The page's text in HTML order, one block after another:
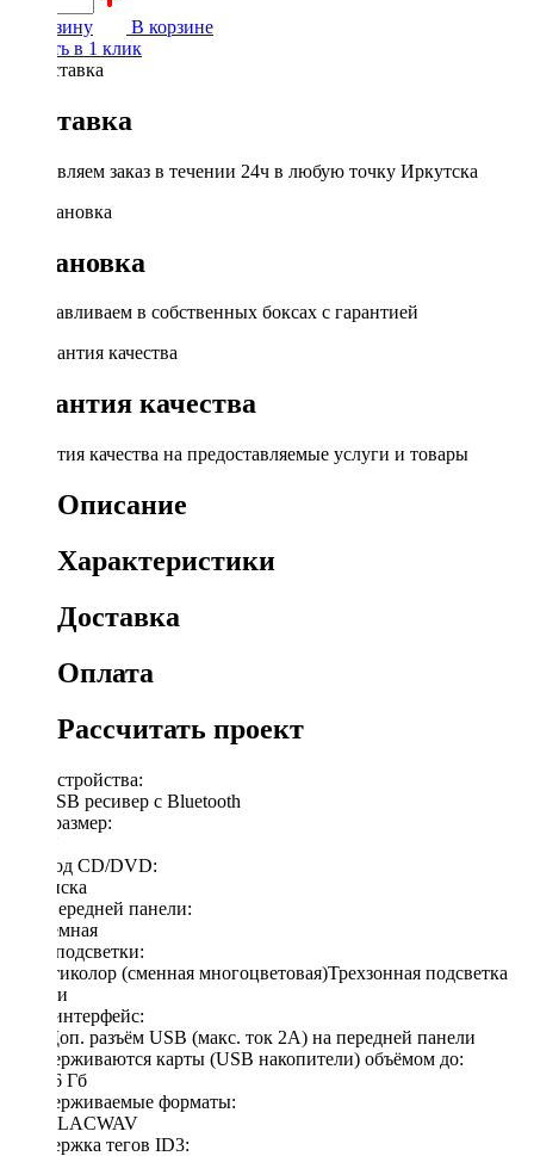
В корзину
В корзине
Купить в 1 клик
Доставка
Доставляем заказ в течении 24ч в любую точку Иркутска
Установка
Устанавливаем в собственных боксах с гарантией
Гарантия качества
Гарантия качества на предоставляемые услуги и товары
Описание
Характеристики
Доставка
Оплата
Рассчитать проект
Тип устройства:
FM/USB ресивер с Bluetooth
Типоразмер:
Привод CD/DVD:
Без диска
Тип передней панели:
Несъемная
Цвет подсветки:
Мультиколор (сменная многоцветовая)Трехзонная подсветка
панели
USB интерфейс:
ЕстьДоп. разъём USB (макс. ток 2А) на передней панели
Поддерживаются карты (USB накопители) объёмом до:
до 256 Гб
Поддерживаемые форматы:
MP3FLACWAV
Поддержка тегов ID3: